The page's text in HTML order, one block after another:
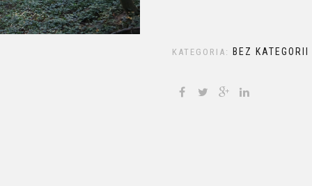
KATEGORIA: BEZ KATEGORII